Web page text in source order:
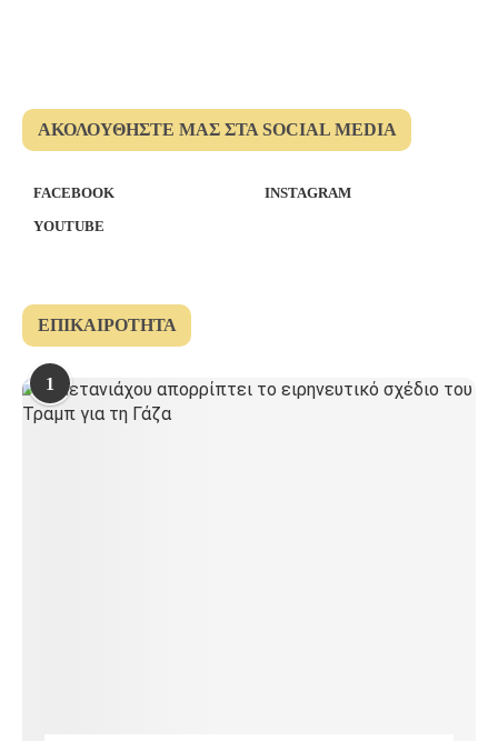
ΑΚΟΛΟΥΘΉΣΤΕ ΜΑΣ ΣΤΑ SOCIAL MEDIA
FACEBOOK
INSTAGRAM
YOUTUBE
ΕΠΙΚΑΙΡΌΤΗΤΑ
1